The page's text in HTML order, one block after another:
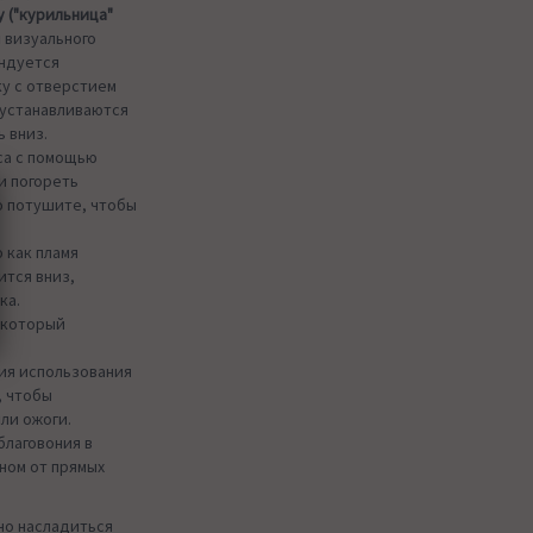
("курильница"
с отверстием
вниз.
с помощью
погореть
потушите, чтобы
как пламя
вниз,
использования
чтобы
ожоги.
в
от прямых
насладиться